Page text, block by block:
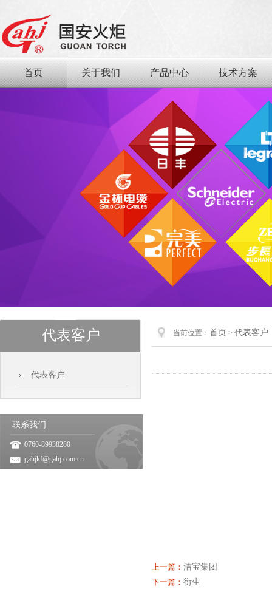
首页 关于我们
关于我们
产品中心
产品中心
技术方案
技术方案
食品行业
代表客户
代表客户
联系我们
0760-89938280
gahjkf@gahj.com.cn
当前位置： 首页 > 代表客户
上一篇： 洁宝集团
下一篇： 衍生